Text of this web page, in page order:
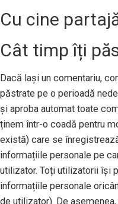
Cu cine
Cât timp îți
Dacă lași un comentariu,
păstrate pe o perioadă
și aproba automat toate
ținem într-o coadă pentru
există) care se
informațiile personale pe
utilizator. Toți utilizatorii își
informațiile personale
de utilizator). De